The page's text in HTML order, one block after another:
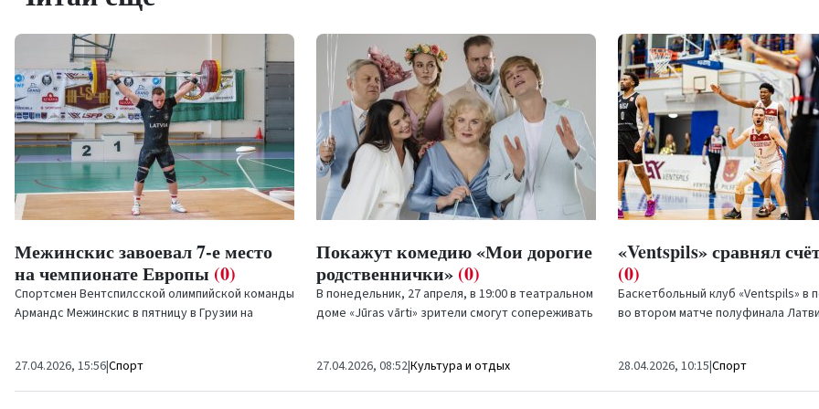
Межинскис завоевал 7-е место
на чемпионате Европы (0)
Спортсмен Вентспилсской олимпийской команды
Армандс Межинскис в пятницу в Грузии на
27.04.2026, 15:56|Спорт
Покажут комедию «Мои дорогие
родственнички» (0)
В понедельник, 27 апреля, в 19:00 в театральном
доме «Jūras vārti» зрители смогут сопереживать
27.04.2026, 08:52|Культура и отдых
«Ventspils» сравнял
(0)
Баскетбольный клуб «Ventspils» в
во втором матче полуфинала
28.04.2026, 10:15|Спорт